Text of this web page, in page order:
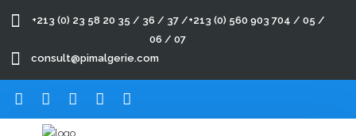
Accueil
propos
+213 (0) 23 58 20 35 / 36 / 37 /+213 (0) 560 903 704 / 05 /
06 / 07
consult@pimalgerie.com